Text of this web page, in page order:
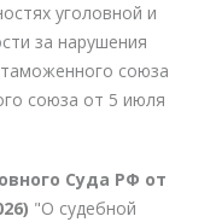
уголовной и
за нарушения
союза
союза от 5 июля
Суда РФ от
"О судебной